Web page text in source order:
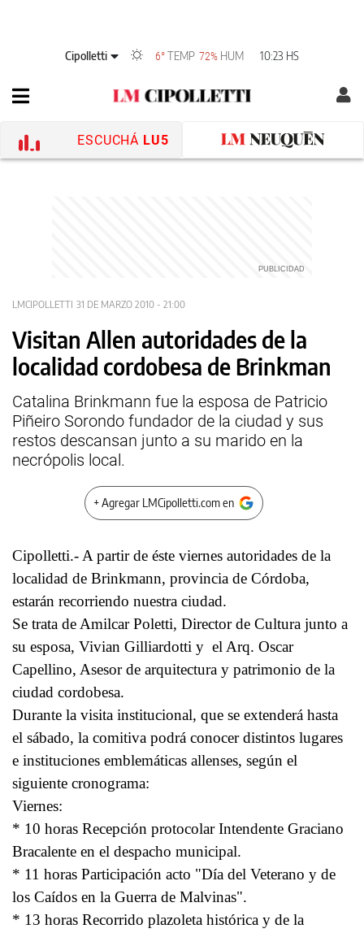
Cipolletti 6°TEMP 72% HUM 10:23 HS
ESCUCHÁ LU5
LMCIPOLLETTI 31 DE MARZO 2010 - 21:00
Visitan Allen autoridades de la
localidad cordobesa de Brinkman
Catalina Brinkmann fue la esposa de Patricio
Piñeiro Sorondo fundador de la ciudad y sus
restos descansan junto a su marido en la
necrópolis local.
+ Agregar LMCipolletti.com en
Cipolletti.- A partir de éste viernes autoridades de la
localidad de Brinkmann, provincia de Córdoba,
estarán recorriendo nuestra ciudad.
Se trata de Amilcar Poletti, Director de Cultura junto a
su esposa, Vivian Gilliardotti y el Arq. Oscar
Capellino, Asesor de arquitectura y patrimonio de la
ciudad cordobesa.
Durante la visita institucional, que se extenderá hasta
el sábado, la comitiva podrá conocer distintos lugares
e instituciones emblemáticas allenses, según el
siguiente cronograma:
Viernes:
* 10 horas Recepción protocolar Intendente Graciano
Bracalente en el despacho municipal.
* 11 horas Participación acto "Día del Veterano y de
los Caídos en la Guerra de Malvinas".
* 13 horas Recorrido plazoleta histórica y de la